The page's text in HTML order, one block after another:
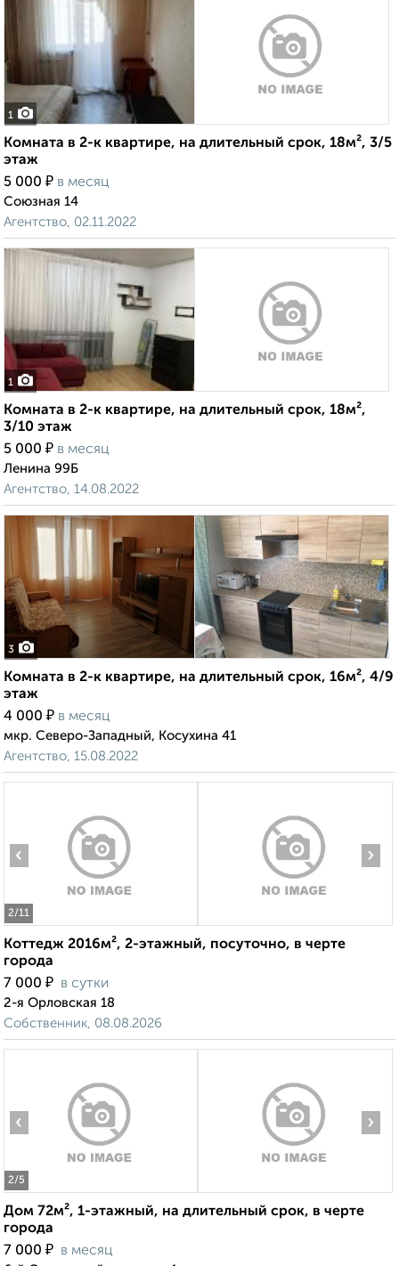
1
Комната в 2-к квартире, на длительный срок, 18м², 3/5
этаж
5 000 ₽ в месяц
Союзная 14
Агентство, 02.11.2022
1
Комната в 2-к квартире, на длительный срок, 18м²,
3/10 этаж
5 000 ₽ в месяц
Ленина 99Б
Агентство, 14.08.2022
3
Комната в 2-к квартире, на длительный срок, 16м², 4/9
этаж
4 000 ₽ в месяц
мкр. Северо-Западный, Косухина 41
Агентство, 15.08.2022
2/11
‹ ›
Коттедж 2016м², 2-этажный, посуточно, в черте
города
7 000 ₽ в сутки
2-я Орловская 18
Собственник, 08.08.2026
2/5
‹ ›
Дом 72м², 1-этажный, на длительный срок, в черте
города
7 000 ₽ в месяц